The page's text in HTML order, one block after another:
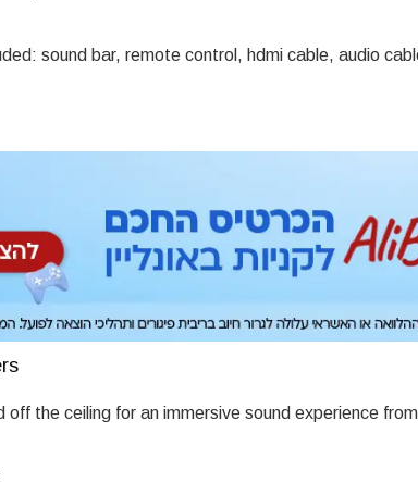
sound bar, remote control, hdmi cable, audio
off the ceiling for an immersive sound experience